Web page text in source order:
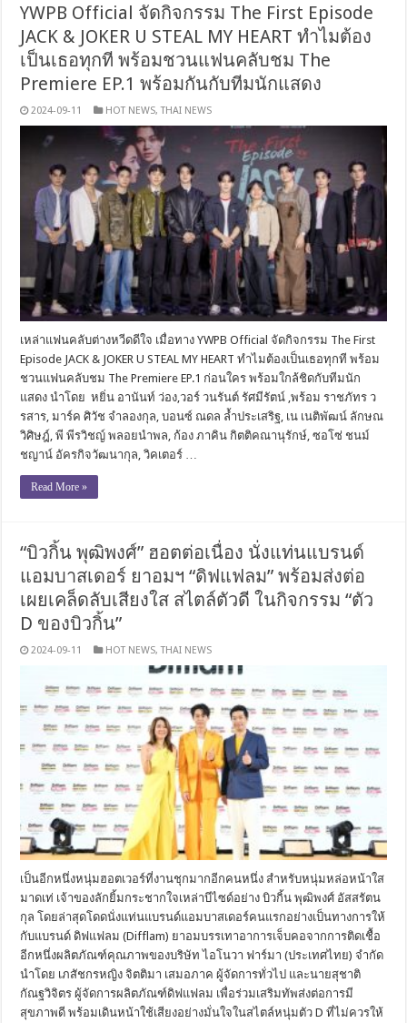
YWPB Official จัดกิจกรรม The First Episode
JACK & JOKER U STEAL MY HEART ทำไมต้อง
เป็นเธอทุกที พร้อมชวนแฟนคลับชม The
Premiere EP.1 พร้อมกันกับทีมนักแสดง
2024-09-11 HOT NEWS,THAI NEWS
เหล่าแฟนคลับต่างหวีดดีใจ เมื่อทาง YWPB Official จัดกิจกรรม The First
Episode JACK & JOKER U STEAL MY HEART ทำไมต้องเป็นเธอทุกที พร้อม
ชวนแฟนคลับชม The Premiere EP.1 ก่อนใคร พร้อมใกล้ชิดกับทีมนัก
แสดง นำโดย หยิ่น อานันท์ ว่อง,วอร์ วนรันต์ รัศมีรัตน์ ,พร้อม ราชภัทร ว
รสาร, มาร์ค ศิวัช จำลองกุล, บอนซ์ ณดล ล้ำประเสริฐ, เน เนติพัฒน์ ลักษณ
วิศิษฎ์, พี พีรวิชญ์ พลอยนำพล, ก้อง ภาคิน กิตติคณานุรักษ์, ซอโซ่ ชนม์
ชญาน์ อัครกิจวัฒนากุล, วิคเตอร์ …
Read More »
“บิวกิ้น พุฒิพงศ์” ฮอตต่อเนื่อง นั่งแท่นแบรนด์
แอมบาสเดอร์ ยาอมฯ “ดิฟแฟลม” พร้อมส่งต่อ
เผยเคล็ดลับเสียงใส สไตล์ตัวดี ในกิจกรรม “ตัว
D ของบิวกิ้น”
2024-09-11 HOT NEWS,THAI NEWS
เป็นอีกหนึ่งหนุ่มฮอตเวอร์ที่งานชุกมากอีกคนหนึ่ง สำหรับหนุ่มหล่อหน้าใส
มาดเท่ เจ้าของลักยิ้มกระชากใจเหล่าบีไซด์อย่าง บิวกิ้น พุฒิพงศ์ อัสสรัตน
กุล โดยล่าสุดโดดนั่งแท่นแบรนด์แอมบาสเดอร์คนแรกอย่างเป็นทางการให้
กับแบรนด์ ดิฟแฟลม (Difflam) ยาอมบรรเทาอาการเจ็บคอจากการติดเชื้อ
อีกหนึ่งผลิตภัณฑ์คุณภาพของบริษัท ไอโนวา ฟาร์มา (ประเทศไทย) จำกัด
นำโดย เภสัชกรหญิง จิตติมา เสมอภาค ผู้จัดการทั่วไป และนายสุชาติ
กัณฐวิจิตร ผู้จัดการผลิตภัณฑ์ดิฟแฟลม เพื่อร่วมเสริมทัพส่งต่อการมี
สุขภาพดี พร้อมเดินหน้าใช้เสียงอย่างมั่นใจในสไตล์หนุ่มตัว D ที่ไม่ควรให้